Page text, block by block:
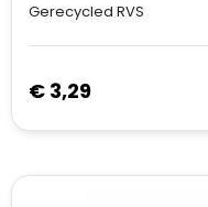
Gerecycled RVS
€ 3,29